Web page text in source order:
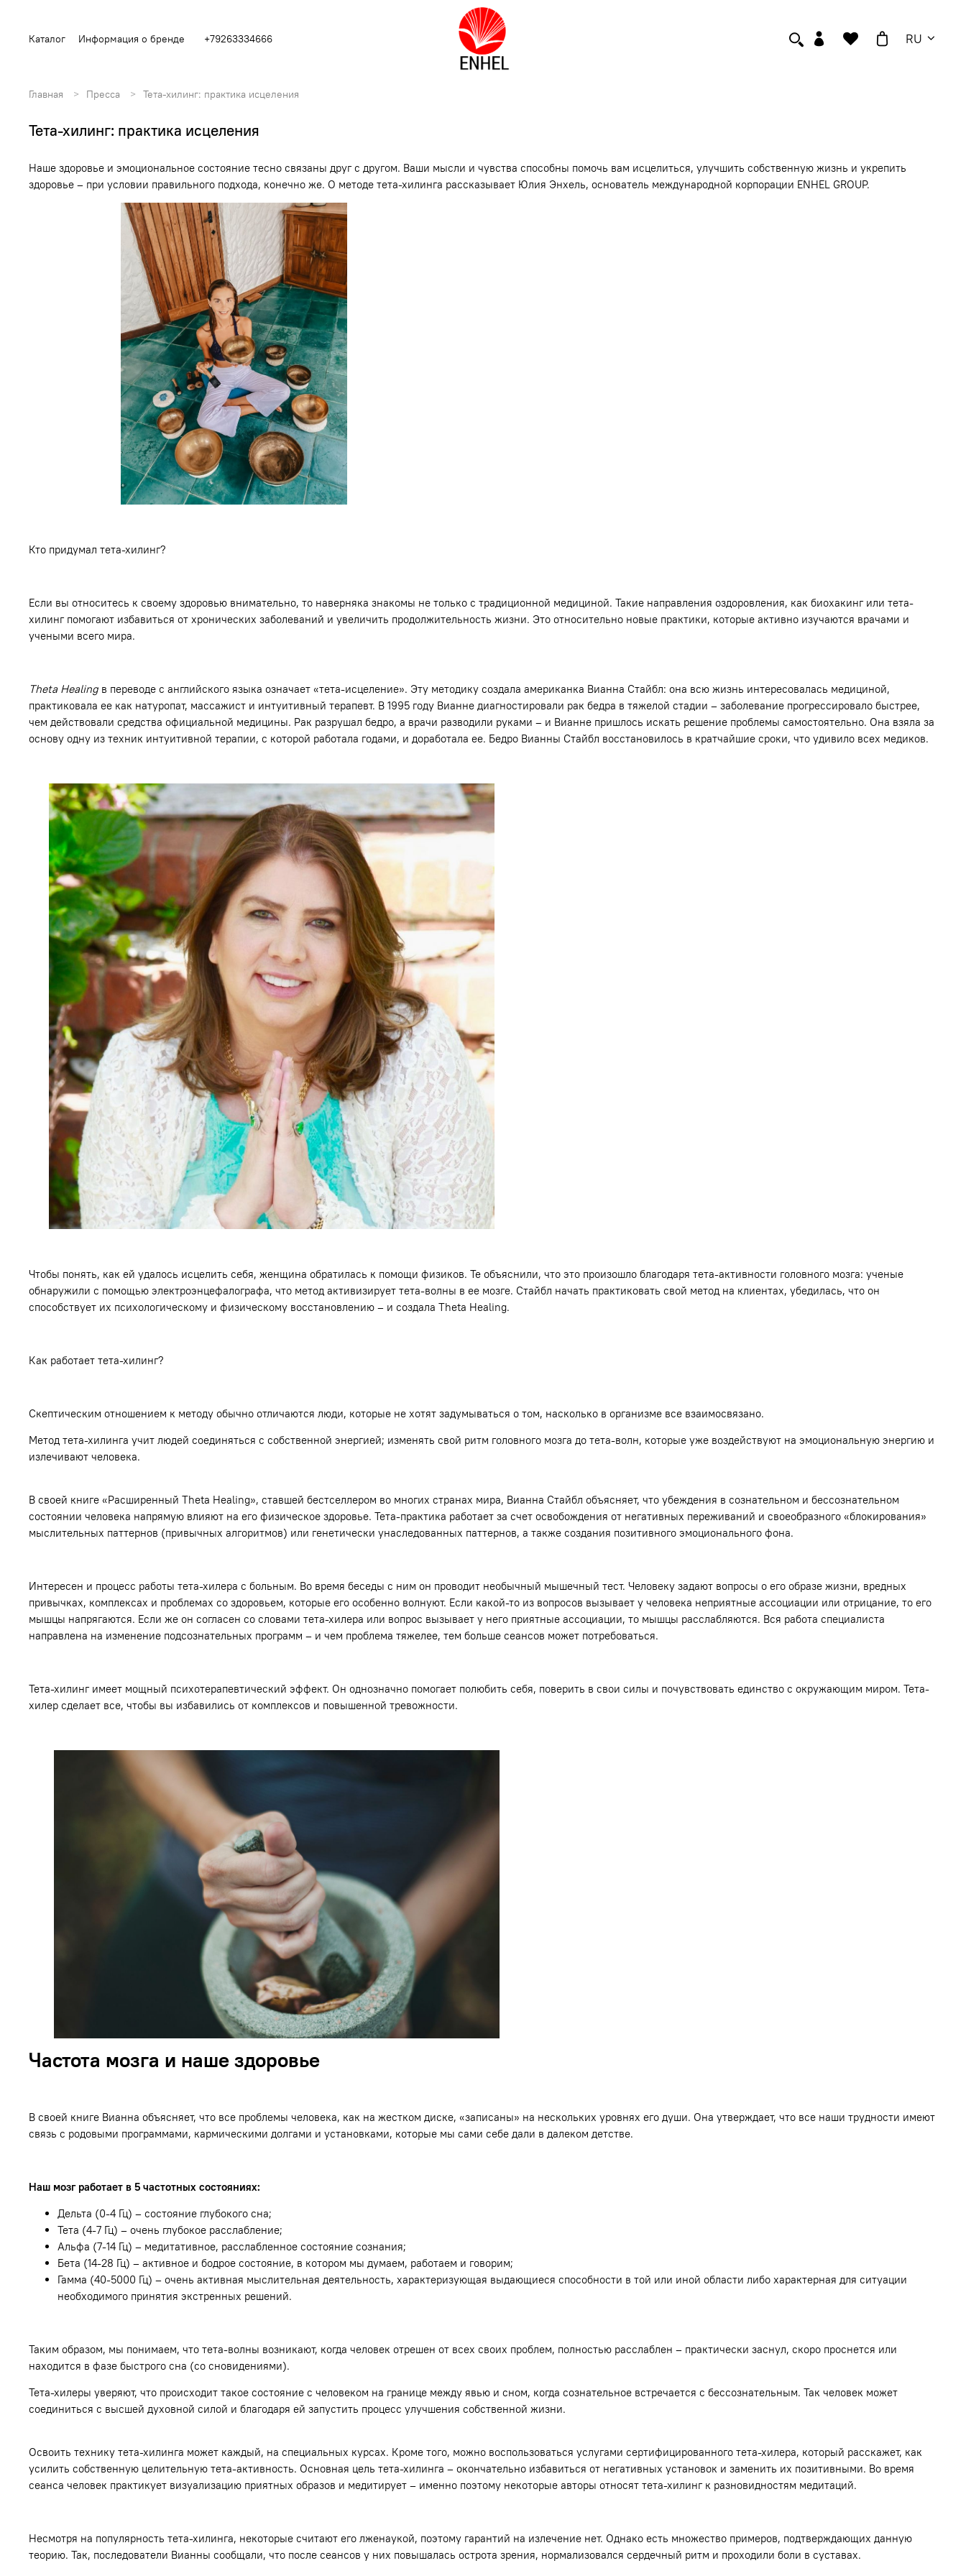
RU
Каталог Информация о бренде +79263334666
Главная Пресса Тета-хилинг: практика исцеления
Тета-хилинг: практика исцеления
Наше здоровье и эмоциональное состояние тесно связаны друг с другом. Ваши мысли и чувства способны помочь вам исцелиться, улучшить собственную жизнь и укрепить
здоровье – при условии правильного подхода, конечно же. О методе тета-хилинга рассказывает Юлия Энхель, основатель международной корпорации ENHEL GROUP.
Кто придумал тета-хилинг?
Если вы относитесь к своему здоровью внимательно, то наверняка знакомы не только с традиционной медициной. Такие направления оздоровления, как биохакинг или тета-
хилинг помогают избавиться от хронических заболеваний и увеличить продолжительность жизни. Это относительно новые практики, которые активно изучаются врачами и
учеными всего мира.
Theta Healingв переводе с английского языка означает «тета-исцеление». Эту методику создала американка Вианна Стайбл: она всю жизнь интересовалась медициной,
практиковала ее как натуропат, массажист и интуитивный терапевт. В 1995 году Вианне диагностировали рак бедра в тяжелой стадии – заболевание прогрессировало быстрее,
чем действовали средства официальной медицины. Рак разрушал бедро, а врачи разводили руками – и Вианне пришлось искать решение проблемы самостоятельно. Она взяла за
основу одну из техник интуитивной терапии, с которой работала годами, и доработала ее. Бедро Вианны Стайбл восстановилось в кратчайшие сроки, что удивило всех медиков.
Чтобы понять, как ей удалось исцелить себя, женщина обратилась к помощи физиков. Те объяснили, что это произошло благодаря тета-активности головного мозга: ученые
обнаружили с помощью электроэнцефалографа, что метод активизирует тета-волны в ее мозге. Стайбл начать практиковать свой метод на клиентах, убедилась, что он
способствует их психологическому и физическому восстановлению – и создала Theta Healing.
Как работает тета-хилинг?
Скептическим отношением к методу обычно отличаются люди, которые не хотят задумываться о том, насколько в организме все взаимосвязано.
Метод тета-хилинга учит людей соединяться с собственной энергией; изменять свой ритм головного мозга до тета-волн, которые уже воздействуют на эмоциональную энергию и
излечивают человека.
В своей книге «Расширенный Theta Healing», ставшей бестселлером во многих странах мира, Вианна Стайбл объясняет, что убеждения в сознательном и бессознательном
состоянии человека напрямую влияют на его физическое здоровье. Тета-практика работает за счет освобождения от негативных переживаний и своеобразного «блокирования»
мыслительных паттернов (привычных алгоритмов) или генетически унаследованных паттернов, а также создания позитивного эмоционального фона.
Интересен и процесс работы тета-хилера с больным. Во время беседы с ним он проводит необычный мышечный тест. Человеку задают вопросы о его образе жизни, вредных
привычках, комплексах и проблемах со здоровьем, которые его особенно волнуют. Если какой-то из вопросов вызывает у человека неприятные ассоциации или отрицание, то его
мышцы напрягаются. Если же он согласен со словами тета-хилера или вопрос вызывает у него приятные ассоциации, то мышцы расслабляются. Вся работа специалиста
направлена на изменение подсознательных программ – и чем проблема тяжелее, тем больше сеансов может потребоваться.
Тета-хилинг имеет мощный психотерапевтический эффект. Он однозначно помогает полюбить себя, поверить в свои силы и почувствовать единство с окружающим миром. Тета-
хилер сделает все, чтобы вы избавились от комплексов и повышенной тревожности.
Частота мозга и наше здоровье
В своей книге Вианна объясняет, что все проблемы человека, как на жестком диске, «записаны» на нескольких уровнях его души. Она утверждает, что все наши трудности имеют
связь с родовыми программами, кармическими долгами и установками, которые мы сами себе дали в далеком детстве.
Наш мозг работает в 5 частотных состояниях:
Дельта (0-4 Гц) – состояние глубокого сна;
Тета (4-7 Гц) – очень глубокое расслабление;
Альфа (7-14 Гц) – медитативное, расслабленное состояние сознания;
Бета (14-28 Гц) – активное и бодрое состояние, в котором мы думаем, работаем и говорим;
Гамма (40-5000 Гц) – очень активная мыслительная деятельность, характеризующая выдающиеся способности в той или иной области либо характерная для ситуации
необходимого принятия экстренных решений.
Таким образом, мы понимаем, что тета-волны возникают, когда человек отрешен от всех своих проблем, полностью расслаблен – практически заснул, скоро проснется или
находится в фазе быстрого сна (со сновидениями).
Тета-хилеры уверяют, что происходит такое состояние с человеком на границе между явью и сном, когда сознательное встречается с бессознательным. Так человек может
соединиться с высшей духовной силой и благодаря ей запустить процесс улучшения собственной жизни.
Освоить технику тета-хилинга может каждый, на специальных курсах. Кроме того, можно воспользоваться услугами сертифицированного тета-хилера, который расскажет, как
усилить собственную целительную тета-активность. Основная цель тета-хилинга – окончательно избавиться от негативных установок и заменить их позитивными. Во время
сеанса человек практикует визуализацию приятных образов и медитирует – именно поэтому некоторые авторы относят тета-хилинг к разновидностям медитаций.
Несмотря на популярность тета-хилинга, некоторые считают его лженаукой, поэтому гарантий на излечение нет. Однако есть множество примеров, подтверждающих данную
теорию. Так, последователи Вианны сообщали, что после сеансов у них повышалась острота зрения, нормализовался сердечный ритм и проходили боли в суставах.